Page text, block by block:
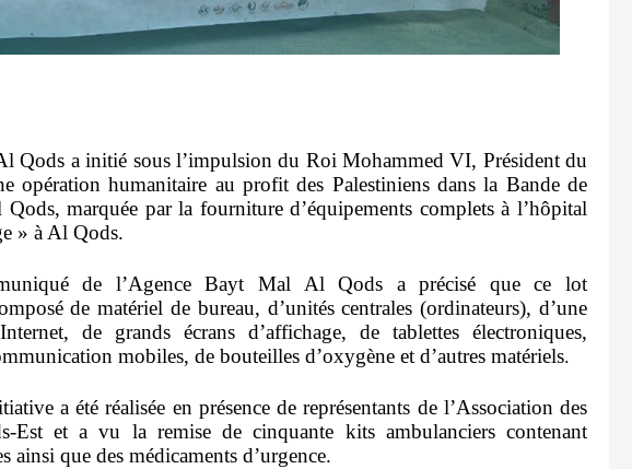
Qods a initié sous l’impulsion du Roi Mohammed VI, Président du
opération humanitaire au profit des Palestiniens dans la Bande de
marquée par la fourniture d’équipements complets à l’hôpital
» à Al Qods.
de l’Agence Bayt Mal Al Qods a précisé que ce lot
de matériel de bureau, d’unités centrales (ordinateurs), d’une
de grands écrans d’affichage, de tablettes électroniques,
mobiles, de bouteilles d’oxygène et d’autres matériels.
a été réalisée en présence de représentants de l’Association des
Est et a vu la remise de cinquante kits ambulanciers contenant
ainsi que des médicaments d’urgence.